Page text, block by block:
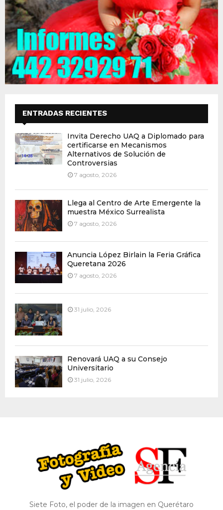
ENTRADAS RECIENTES
Invita Derecho UAQ a Diplomado para
certificarse en Mecanismos
Alternativos de Solución de
Controversias
7 agosto, 2026
Llega al Centro de Arte Emergente la
muestra México Surrealista
7 agosto, 2026
Anuncia López Birlain la Feria Gráfica
Queretana 2026
7 agosto, 2026
31 julio, 2026
Renovará UAQ a su Consejo
Universitario
31 julio, 2026
Siete Foto, el poder de la imagen en Querétaro